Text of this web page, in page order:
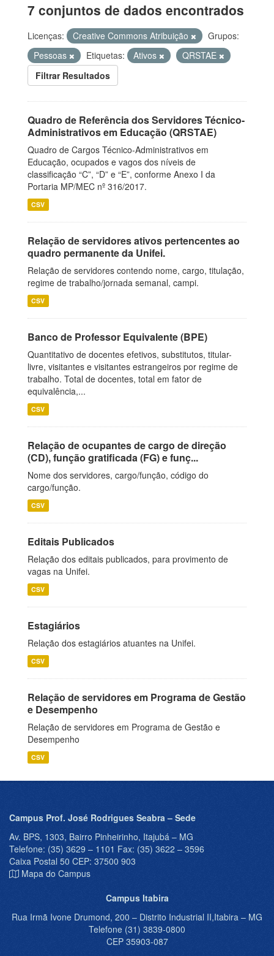
7 conjuntos de dados encontrados
Licenças: Creative Commons Atribuição
Grupos:
Pessoas
Etiquetas: Ativos
QRSTAE
Filtrar Resultados
Quadro de Referência dos Servidores Técnico-
Administrativos em Educação (QRSTAE)
Quadro de Cargos Técnico-Administrativos em
Educação, ocupados e vagos dos níveis de
classificação “C”, “D” e “E”, conforme Anexo I da
Portaria MP/MEC nº 316/2017.
CSV
Relação de servidores ativos pertencentes ao
quadro permanente da Unifei.
Relação de servidores contendo nome, cargo, titulação,
regime de trabalho/jornada semanal, campi.
CSV
Banco de Professor Equivalente (BPE)
Quantitativo de docentes efetivos, substitutos, titular-
livre, visitantes e visitantes estrangeiros por regime de
trabalho. Total de docentes, total em fator de
equivalência,...
CSV
Relação de ocupantes de cargo de direção
(CD), função gratificada (FG) e funç...
Nome dos servidores, cargo/função, código do
cargo/função.
CSV
Editais Publicados
Relação dos editais publicados, para provimento de
vagas na Unifei.
CSV
Estagiários
Relação dos estagiários atuantes na Unifei.
CSV
Relação de servidores em Programa de Gestão
e Desempenho
Relação de servidores em Programa de Gestão e
Desempenho
CSV
Campus Prof. José Rodrigues Seabra – Sede
Av. BPS, 1303, Bairro Pinheirinho, Itajubá – MG
Telefone: (35) 3629 – 1101 Fax: (35) 3622 – 3596
Caixa Postal 50 CEP: 37500 903
Mapa do Campus
Campus Itabira
Rua Irmã Ivone Drumond, 200 – Distrito Industrial II,Itabira – MG
Telefone (31) 3839-0800
CEP 35903-087